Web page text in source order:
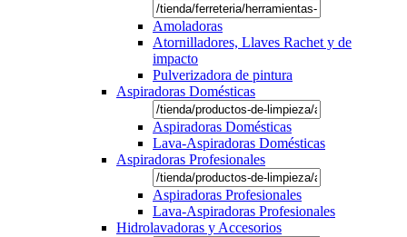
Amoladoras
Atornilladores, Llaves Rachet y de
impacto
Pulverizadora de pintura
Aspiradoras Domésticas
Aspiradoras Domésticas
Lava-Aspiradoras Domésticas
Aspiradoras Profesionales
Aspiradoras Profesionales
Lava-Aspiradoras Profesionales
Hidrolavadoras y Accesorios